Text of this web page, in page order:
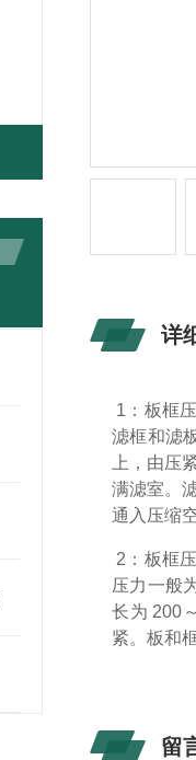
详
1：板框
滤框和滤
上，由压
满滤室。
通入压缩
2：板框
压力一般
长为 200
紧。板和
留